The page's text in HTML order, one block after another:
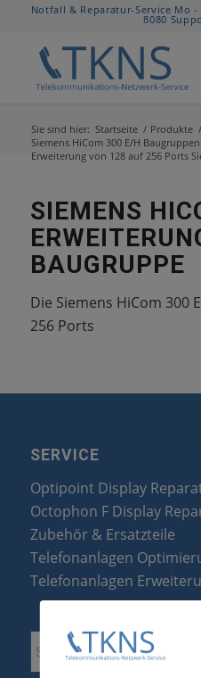
Notfall & Reparatur-Service Mo
8080
Sie sind hier: Startseite / Produkte /
Siemens HiCom 300 E/H Baugruppen
Erweiterung von 128 auf 256 Ports
SIEMENS
BAUGRUPPE
Die Siemens HiCom 300
256 Ports
SERVICE
Optipoint Display
Octophon F Display
Zubehör & Ersatzteile
Telefonanlagen
Telefonanlagen